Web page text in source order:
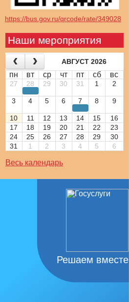
https://bus.gov.ru/qrcode/rate/349028
Наши мероприятия
АВГУСТ 2026
пн вт ср чт пт сб вс
27 28 29 30 31 1 2
3 4 5 6 7 8 9
10 11 12 13 14 15
16
17
18 19 20 21 22
23
24
25 26 27 28 29
30
31
1 2 3 4 5 6
Весь календарь
Решаем вместе